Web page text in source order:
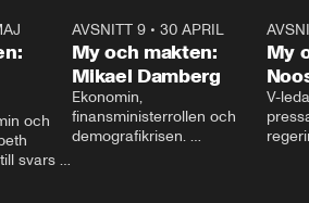
och
svars
AVSNITT 9• 30 APRIL
My och makten:
Mikael Damberg
Ekonomin,
finansministerrollen och
demografikrisen.
My
V-